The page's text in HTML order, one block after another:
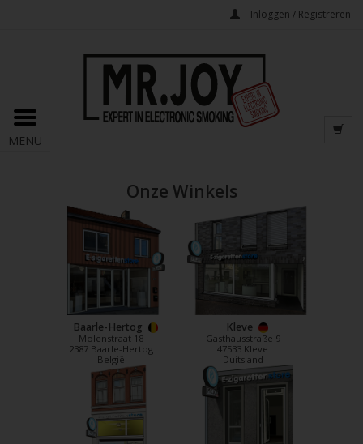
Inloggen / Registreren
MENU
Onze Winkels
Baarle-Hertog
Molenstraat 18
2387 Baarle-Hertog
België
Kleve
Gasthausstraße 9
47533 Kleve
Duitsland